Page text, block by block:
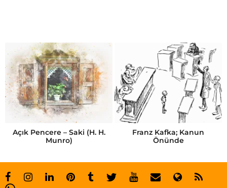
Açık Pencere – Saki (H. H.
Munro)
Franz Kafka; Kanun
Önünde